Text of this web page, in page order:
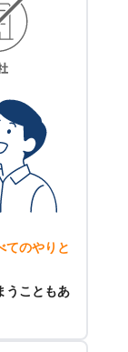
てのやりと
うこともあ